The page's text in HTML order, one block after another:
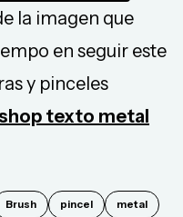
la imagen que
en seguir este
y pinceles
texto metal
Brush pincel metal